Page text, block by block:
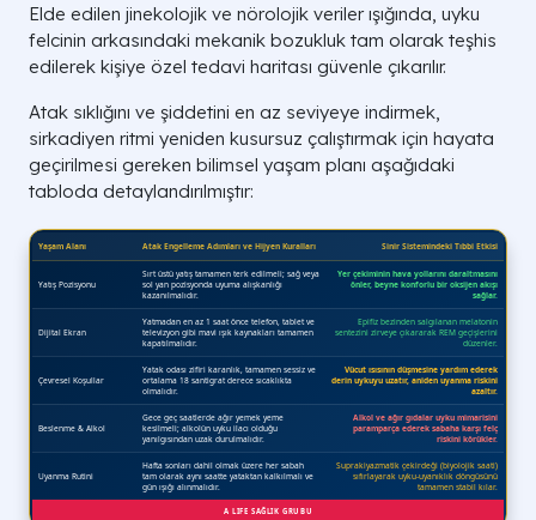
Elde edilen jinekolojik ve nörolojik veriler ışığında, uyku
felcinin arkasındaki mekanik bozukluk tam olarak teşhis
edilerek kişiye özel tedavi haritası güvenle çıkarılır.
Atak sıklığını ve şiddetini en az seviyeye indirmek,
sirkadiyen ritmi yeniden kusursuz çalıştırmak için hayata
geçirilmesi gereken bilimsel yaşam planı aşağıdaki
tabloda detaylandırılmıştır: